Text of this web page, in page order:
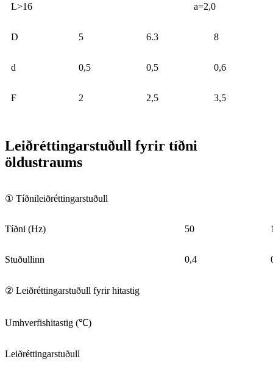
L>16 a=2,0
D 5 6.3 8
d 0,5 0,5 0,6
F 2 2,5 3,5
Leiðréttingarstuðull fyrir tíðni
öldustraums
① Tíðnileiðréttingarstuðull
Tíðni (Hz) 50
Stuðullinn 0,4
② Leiðréttingarstuðull fyrir hitastig
Umhverfishitastig (℃)
Leiðréttingarstuðull